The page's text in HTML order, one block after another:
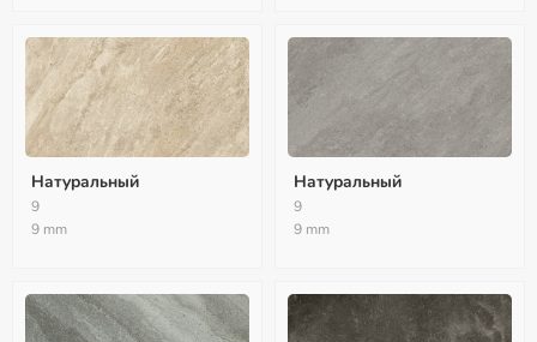
Натуральный
9
9 mm
Натуральный
9
9 mm